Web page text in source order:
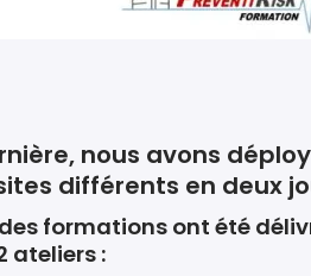
nous avons
différents en deux
formations ont été
ateliers :